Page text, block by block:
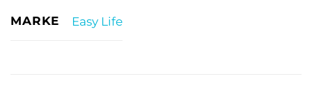
MARKE Easy Life